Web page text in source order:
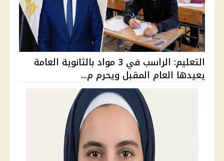
التعليم: الراسب في 3 مواد بالثانوية العامة
يعيدها العام المقبل ويحرم م...